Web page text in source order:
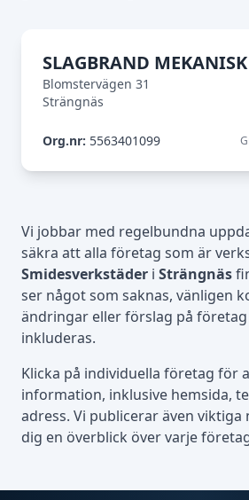
SLAGBRAND
Blomstervägen 31
Strängnäs
Org.nr: 5563401099
Vi jobbar med regelbundna
säkra att alla företag som är
Smidesverkstäder i Strängnäs
ser något som saknas, vänligen
ändringar eller förslag på
inkluderas.
Klicka på individuella företag för
information, inklusive hemsida,
adress. Vi publicerar även
dig en överblick över varje